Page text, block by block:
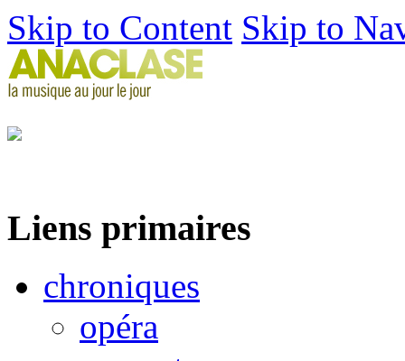
Skip to Content Skip to
Liens primaires
chroniques
opéra